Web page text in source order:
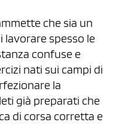
che sia un
spesso le
confuse e
nati sui campi di
la
già preparati che
di corsa corretta e